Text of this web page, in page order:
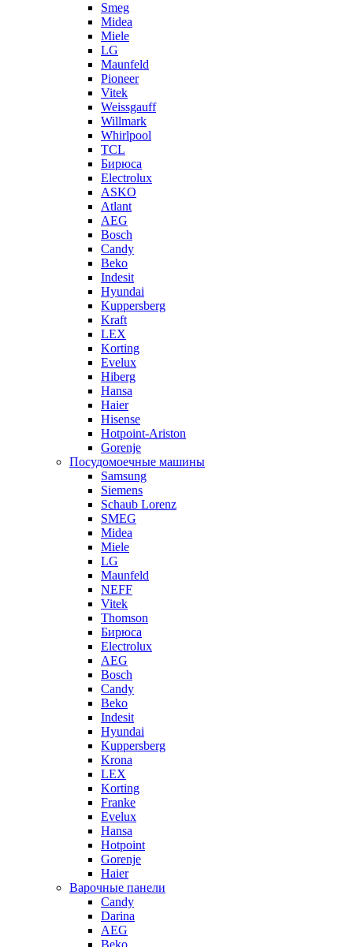
Smeg
Midea
Miele
LG
Maunfeld
Pioneer
Vitek
Weissgauff
Willmark
Whirlpool
TCL
Бирюса
Electrolux
ASKO
Atlant
AEG
Bosch
Candy
Beko
Indesit
Hyundai
Kuppersberg
Kraft
LEX
Korting
Evelux
Hiberg
Hansa
Haier
Hisense
Hotpoint-Ariston
Gorenje
Посудомоечные машины
Samsung
Siemens
Schaub Lorenz
SMEG
Midea
Miele
LG
Maunfeld
NEFF
Vitek
Thomson
Бирюса
Electrolux
AEG
Bosch
Candy
Beko
Indesit
Hyundai
Kuppersberg
Krona
LEX
Korting
Franke
Evelux
Hansa
Hotpoint
Gorenje
Haier
Варочные панели
Candy
Darina
AEG